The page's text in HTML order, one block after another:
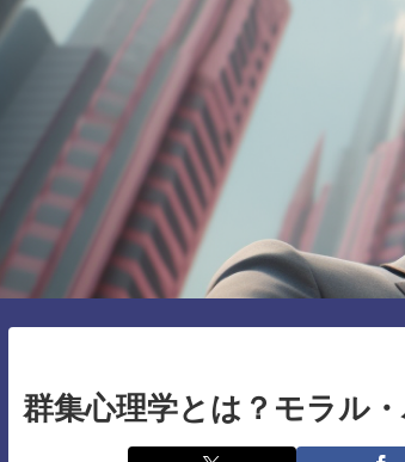
群集心理学とは？モラル